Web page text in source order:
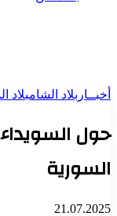
أخبــار بلاد الشامبلاد
حول
السورية
21.07.2025